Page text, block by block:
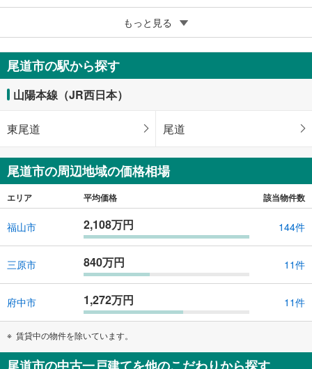
尾道市久保町
798万円
5DK
118.14m
広島県尾道市久保町
もっと見る
尾道市の駅から探す
山陽本線（JR西日本）
東尾道 尾道
尾道市の周辺地域の価格相場
エリア 平均価格 該当物件数
福山市 2,108万円 144件
三原市 840万円 11件
府中市 1,272万円 11件
賃貸中の物件を除いています。
尾道市の中古一戸建てを他のこだわりから探す